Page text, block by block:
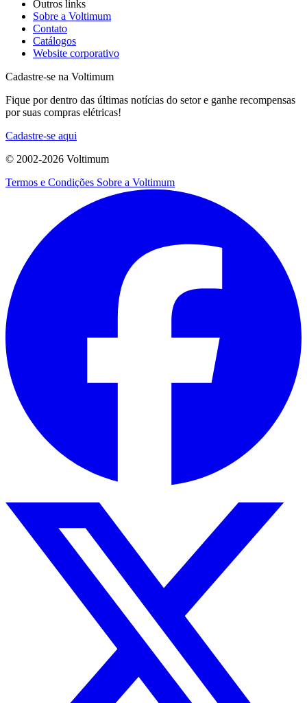
Outros links
Sobre a Voltimum
Contato
Catálogos
Website corporativo
Cadastre-se na Voltimum
Fique por dentro das últimas notícias do setor e ganhe recompensas
por suas compras elétricas!
Cadastre-se aqui
© 2002-2026 Voltimum
Termos e Condições Sobre a Voltimum